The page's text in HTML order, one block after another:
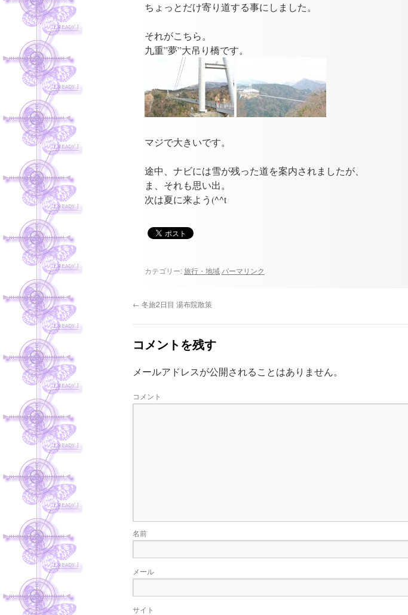
ちょっとだけ寄り道する事にしました。
それがこちら。
九重”夢”大吊り橋です。
マジで大きいです。
途中、ナビには雪が残った道を案内されましたが、
ま、それも思い出。
次は夏に来よう(^^t
カテゴリー:旅行・地域 パーマリンク
← 冬旅2日目 湯布院散策
コメントを残す
メールアドレスが公開されることはありません。
コメント
名前
メール
サイト